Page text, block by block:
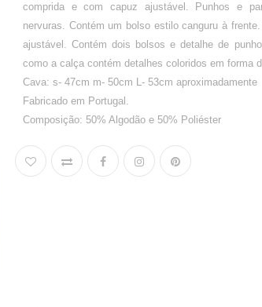
comprida e com capuz ajustável. Punhos e
nervuras. Contém um bolso estilo canguru à
ajustável. Contém dois bolsos e detalhe de
como a calça contém detalhes coloridos em forma
Cava: s- 47cm m- 50cm L- 53cm aproximadamente
Fabricado em Portugal.
Composição: 50% Algodão e 50% Poliéster